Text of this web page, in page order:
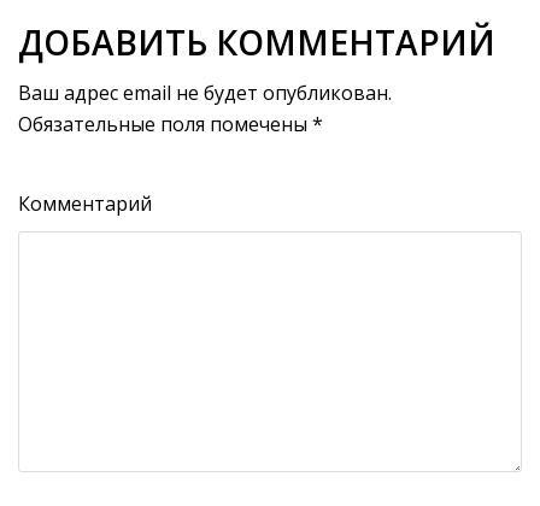
ДОБАВИТЬ КОММЕНТАРИЙ
Ваш адрес email не будет опубликован.
Обязательные поля помечены *
Комментарий